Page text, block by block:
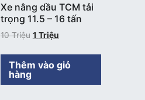
Xe nâng dầu TCM tải
trọng 11.5 – 16 tấn
10Triệu 1 Triệu
Thêm vào giỏ
hàng